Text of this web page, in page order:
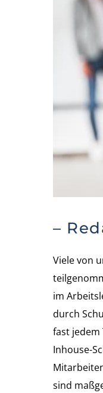
–
Viele von
im
durch
fast jedem
Inhouse-
sind